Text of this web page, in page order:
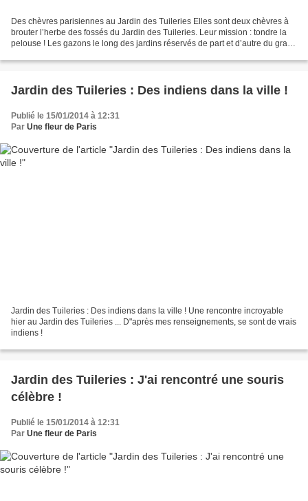
Des chèvres parisiennes au Jardin des Tuileries Elles sont deux chèvres à
brouter l’herbe des fossés du Jardin des Tuileries. Leur mission : tondre la
pelouse ! Les gazons le long des jardins réservés de part et d’autre du grand
Jardin des Tuileries : Des indiens dans la ville !
Publié le 15/01/2014 à 12:31
Par Une fleur de Paris
Jardin des Tuileries : Des indiens dans la ville ! Une rencontre incroyable
hier au Jardin des Tuileries ... D"après mes renseignements, se sont de vrais
indiens !
Jardin des Tuileries : J'ai rencontré une souris
célèbre !
Publié le 15/01/2014 à 12:31
Par Une fleur de Paris